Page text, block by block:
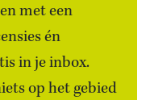
met een
én
in je inbox.
op het gebied